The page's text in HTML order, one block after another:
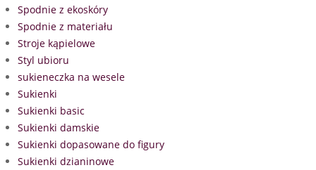
Spodnie z ekoskóry
Spodnie z materiału
Stroje kąpielowe
Styl ubioru
sukieneczka na wesele
Sukienki
Sukienki basic
Sukienki damskie
Sukienki dopasowane do figury
Sukienki dzianinowe